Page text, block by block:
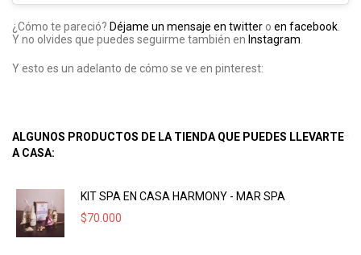
¿Cómo te pareció? Déjame un mensaje en twitter o en facebook
Y no olvides que puedes seguirme también en Instagram
Y esto es un adelanto de cómo se ve en pinterest:
ALGUNOS PRODUCTOS DE LA TIENDA QUE PUEDES LLEVARTE
A CASA:
KIT SPA EN CASA HARMONY - MAR SPA
$70.000